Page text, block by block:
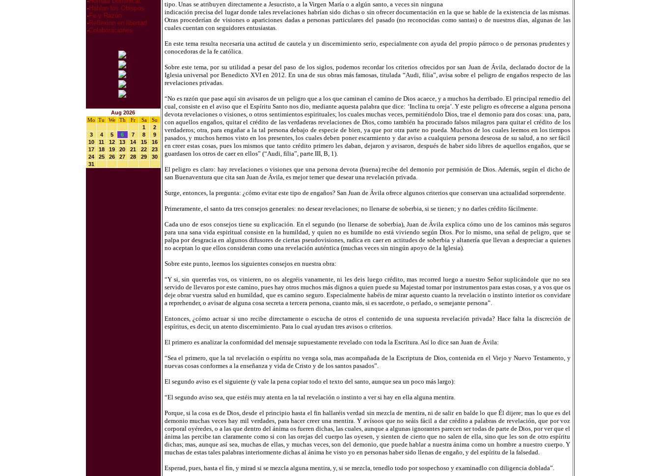
· Hablan los Obispos
· Fe y Razón
· Reflexion en libertad
·Colaboraciones
Aug 2026
Mo Tu We Th Fr Sa
Su
1
2
3
4 5 6 7 8
9
10
11 12 13 14 15
16
17
18 19 20 21 22
23
24
25 26 27 28 29
30
31
tipo. Unas se atribuyen directamente a Jesucristo, a la Virgen María o a algún santo, a veces sin ninguna
indicación precisa del lugar donde tales revelaciones habrían sido dichas o sin ofrecer documentación en la que se hable de la existencia de las mismas.
Otras procederían de visiones o apariciones dadas a personas particulares del pasado (no reconocidas como santas) o de nuestros días, algunas de las
cuales cuentan con seguidores entusiastas.
En este tema resulta necesaria una actitud de cautela y un discernimiento serio, especialmente con ayuda del propio párroco o de personas prudentes y
conocedoras de la fe católica.
Sobre este tema, por su utilidad a pesar del paso de los siglos, podemos recordar los criterios ofrecidos por san Juan de Ávila, declarado doctor de la
Iglesia universal por Benedicto XVI en 2012. En una de sus obras más famosas, titulada “Audi, filia”, avisa sobre el peligro de engaños respecto de las
revelaciones privadas.
“No es razón que pase aquí sin avisaros de un peligro que a los que caminan el camino de Dios acaece, y a muchos ha derribado. El principal remedio del
cual, consiste en el aviso que el Espíritu Santo nos dio, mediante aquesta palabra que dice: ‘Inclina tu oreja’. Y este peligro es ofrecerse a alguna persona
devota revelaciones o visiones, o otros sentimientos espirituales; los cuales muchas veces, permitiéndolo Dios, trae el demonio para dos cosas: una, para,
con aquellos engaños, quitar el crédito de las verdaderas revelaciones de Dios, como también ha procurado falsos milagros para quitar el crédito de los
verdaderos; otra, para engañar a la tal persona debajo de especie de bien, ya que por otra parte no pueda. Muchos de los cuales leemos en los tiempos
pasados, y muchos hemos visto en los presentes, los cuales deben poner escarmiento y dar aviso a cualquiera persona deseosa de su salud, a no ser fácil
en creer estas cosas, pues los mismos que tanto crédito primero les daban, dejaron y avisaron, después de haber sido libres de aquellos engaños, que se
guardasen los otros de caer en ellos” (“Audi, filia”, parte III, B, 1).
El peligro es claro: hay revelaciones o visiones que una persona devota (buena) recibe del demonio por permisión de Dios. Además, según el dicho de
san Buenaventura que cita san Juan de Ávila, es mejor temer que desear una revelación privada.
Surge, entonces, la pregunta: ¿cómo evitar este tipo de engaños? San Juan de Ávila ofrece algunos criterios que conservan una actualidad sorprendente.
Primeramente, el santo da tres consejos generales: no desear revelaciones; no llenarse de soberbia, si se tienen; y no darles crédito fácilmente.
Cada uno de esos consejos tiene su explicación. En el segundo (no llenarse de soberbia), Juan de Ávila explica cómo uno de los caminos más seguros
para una sana vida espiritual consiste en la humildad, y quien no es humilde no está viviendo según Dios. Por lo mismo, una señal de peligro, que se
palpa por desgracia en algunos difusores de ciertas pseudovisiones, radica en caer en actitudes de soberbia y altanería que llevan a despreciar a quienes
no aceptan lo que ellos consideran como una revelación auténtica (muchas veces sin ningún apoyo de la Iglesia).
Sobre este punto, leemos los siguientes consejos en nuestra obra:
“Y si, sin quererlas vos, os vinieren, no os alegréis vanamente, ni les deis luego crédito, mas recorred luego a nuestro Señor suplicándole que no sea
servido de llevaros por este camino, pues hay otros muchos más dignos a quien puede su Majestad tomar por instrumentos para estas cosas, y a vos que os
deje obrar vuestra salud en humildad, que es camino seguro. Especialmente habéis de mirar aquesto cuanto la revelación o instinto interior os convidare
a reprehender, o avisar de alguna cosa secreta a tercera persona, cuanto más, si es sacerdote, o perlado, o semejante persona”.
Entonces, ¿cómo actuar si uno recibe directamente o escucha de otros el contenido de una supuesta revelación privada? Hace falta la discreción de
espíritus, es decir, un atento discernimiento. Para lo cual ayudan tres avisos o criterios.
El primero es analizar la conformidad del mensaje supuestamente revelado con toda la Escritura. Así lo dice san Juan de Ávila:
“Sea el primero, que la tal revelación o espíritu no venga sola, mas acompañada de la Escriptura de Dios, contenida en el Viejo y Nuevo Testamento, y
nuevas cosas conformes a la enseñanza y vida de Cristo y de los santos pasados”.
El segundo aviso es el siguiente (y vale la pena copiar todo el texto del santo, aunque sea un poco más largo):
“El segundo aviso sea, que estéis muy atenta en la tal revelación o instinto a ver si hay en ella alguna mentira.
Porque, si la cosa es de Dios, desde el principio hasta el fin hallaréis verdad sin mezcla de mentira, ni de salir en balde lo que Él dijere; mas lo que es del
demonio muchas veces hay mil verdades, para hacer creer una mentira. Y avísoos que no seáis fácil a dar crédito a palabras de revelación, que por voz
corporal oyéredes, o a las que dentro del ánima os fueren dichas, las cuales, aunque a algunas ignorantes parecen ser todas de parte de Dios, por ver que el
ánima las percibe tan claramente como si con las orejas del cuerpo las oyesen, y sienten de cierto que no salen de ella, sino que les son de otro espíritu
dichas; mas, aunque así sea, muchas de ellas, y muchas veces, son del demonio, que puede hablar a nuestra ánima como un hombre a nuestro cuerpo. Y
muchas de estas tales palabras interiormente dichas al ánima he visto yo en personas haber sido llenas de engaño, y del espíritu de la falsedad.
Esperad, pues, hasta el fin, y mirad si se mezcla alguna mentira, y, si se mezcla, tenedlo todo por sospechoso y examinadlo con diligencia doblada”.